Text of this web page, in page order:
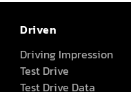
Driven
Driving Impression
Test Drive
Test Drive Data